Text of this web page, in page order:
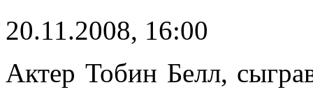
20.11.2008, 16:00
Актер Тобин Белл,